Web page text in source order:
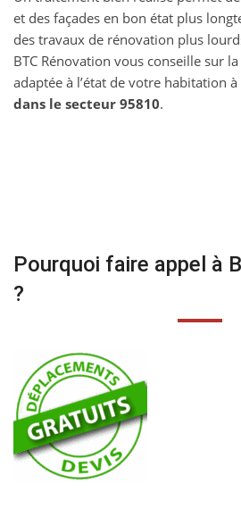
et des façades en bon état plus
des travaux de rénovation plus
BTC Rénovation vous conseille sur
adaptée à l’état de votre habitation à
dans le secteur 95810.
Pourquoi faire appel à
?